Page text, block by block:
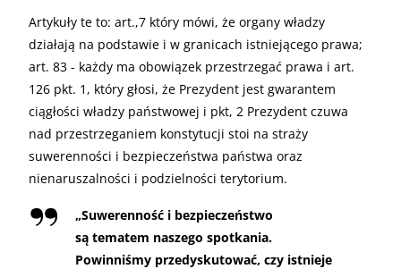
Artykuły te to: art.,7 który mówi, że organy władzy
działają na podstawie i w granicach istniejącego prawa;
art. 83 - każdy ma obowiązek przestrzegać prawa i art.
126 pkt. 1, który głosi, że Prezydent jest gwarantem
ciągłości władzy państwowej i pkt, 2 Prezydent czuwa
nad przestrzeganiem konstytucji stoi na straży
suwerenności i bezpieczeństwa państwa oraz
nienaruszalności i podzielności terytorium.
„Suwerenność i bezpieczeństwo
są tematem naszego spotkania.
Powinniśmy przedyskutować, czy istnieje